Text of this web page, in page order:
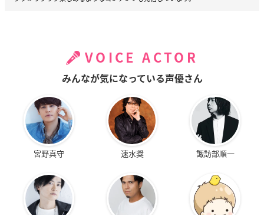
VOICE ACTOR
みんなが気になっている声優さん
宮野真守 速水奨 諏訪部順一